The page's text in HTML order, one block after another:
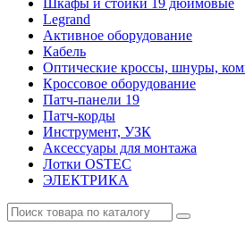
Legrand
Активное оборудование
Кабель
Оптические кроссы, шнуры,
Кроссовое оборудование
Патч-панели 19
Патч-корды
Инструмент, УЗК
Аксессуары для монтажа
Лотки OSTEC
ЭЛЕКТРИКА